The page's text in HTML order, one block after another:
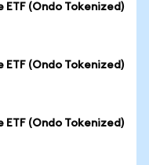
(Ondo Tokenized)
(Ondo Tokenized)
(Ondo Tokenized)